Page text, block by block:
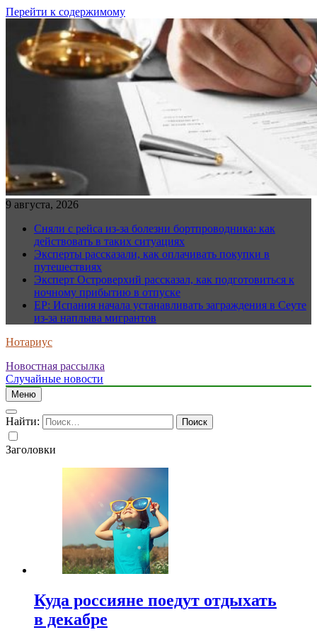
Перейти к содержимому
9 августа, 2026
Сняли с рейса из-за болезни бортпроводника: как
действовать в таких ситуациях
Эксперты рассказали, как оплачивать покупки в
путешествиях
Эксперт Островерхий рассказал, как подготовиться к
ночному прибытию в отпуске
EP: Испания начала устанавливать заграждения в Сеуте
из-за наплыва мигрантов
Нотариус
Новостная рассылка
Случайные новости
Меню
Найти:
Заголовки
Куда россияне поедут отдыхать
в декабре